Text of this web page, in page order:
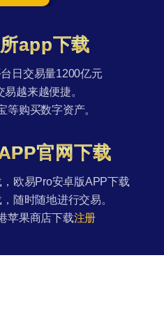
app下载
日交易量1200亿元
越来越便捷。
等购买数字资产。
官网下载
欧易Pro安卓版APP下载
随时随地进行交易。
苹果商店下载注册